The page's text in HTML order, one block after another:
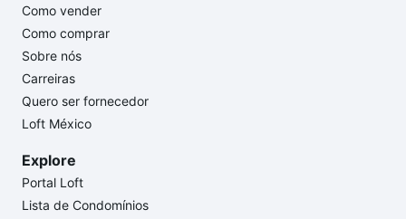
Como vender
Como comprar
Sobre nós
Carreiras
Quero ser fornecedor
Loft México
Explore
Portal Loft
Lista de Condomínios